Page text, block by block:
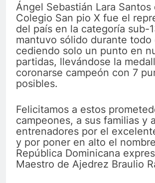
Ángel Sebastián Lara Santos
Colegio San pio X fue el
del país en la categoría sub-
mantuvo sólido durante todo
cediendo solo un punto en
partidas, llevándose la
coronarse campeón con 7
posibles.
Felicitamos a estos
campeones, a sus familias y
entrenadores por el
y por poner en alto el
República Dominicana
Maestro de Ajedrez Braulio